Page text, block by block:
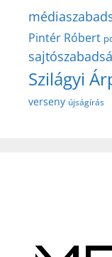
Pintér Róbert
Szilágyi
verseny újságírás